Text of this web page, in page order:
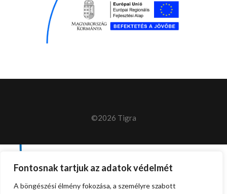
Fontosnak tartjuk az adatok védelmét
A böngészési élmény fokozása, a személyre szabott
©2026 Tigra